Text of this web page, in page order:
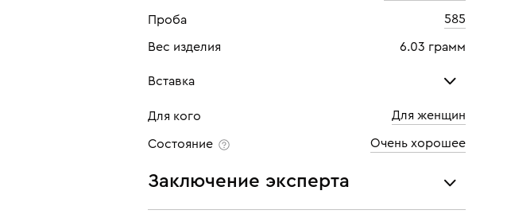
Проба 585
Вес изделия 6.03 грамм
Вставка
Бриллиант
Количество 40 шт
Каратность 0,32
Для кого Для женщин
Состояние Очень хорошее
Заключение эксперта